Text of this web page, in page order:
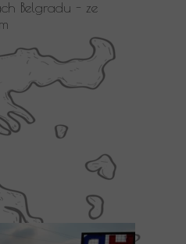
Belgradu - ze